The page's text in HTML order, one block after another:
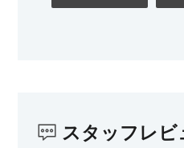
また、カウチのように足を伸ば
スタッフレビ